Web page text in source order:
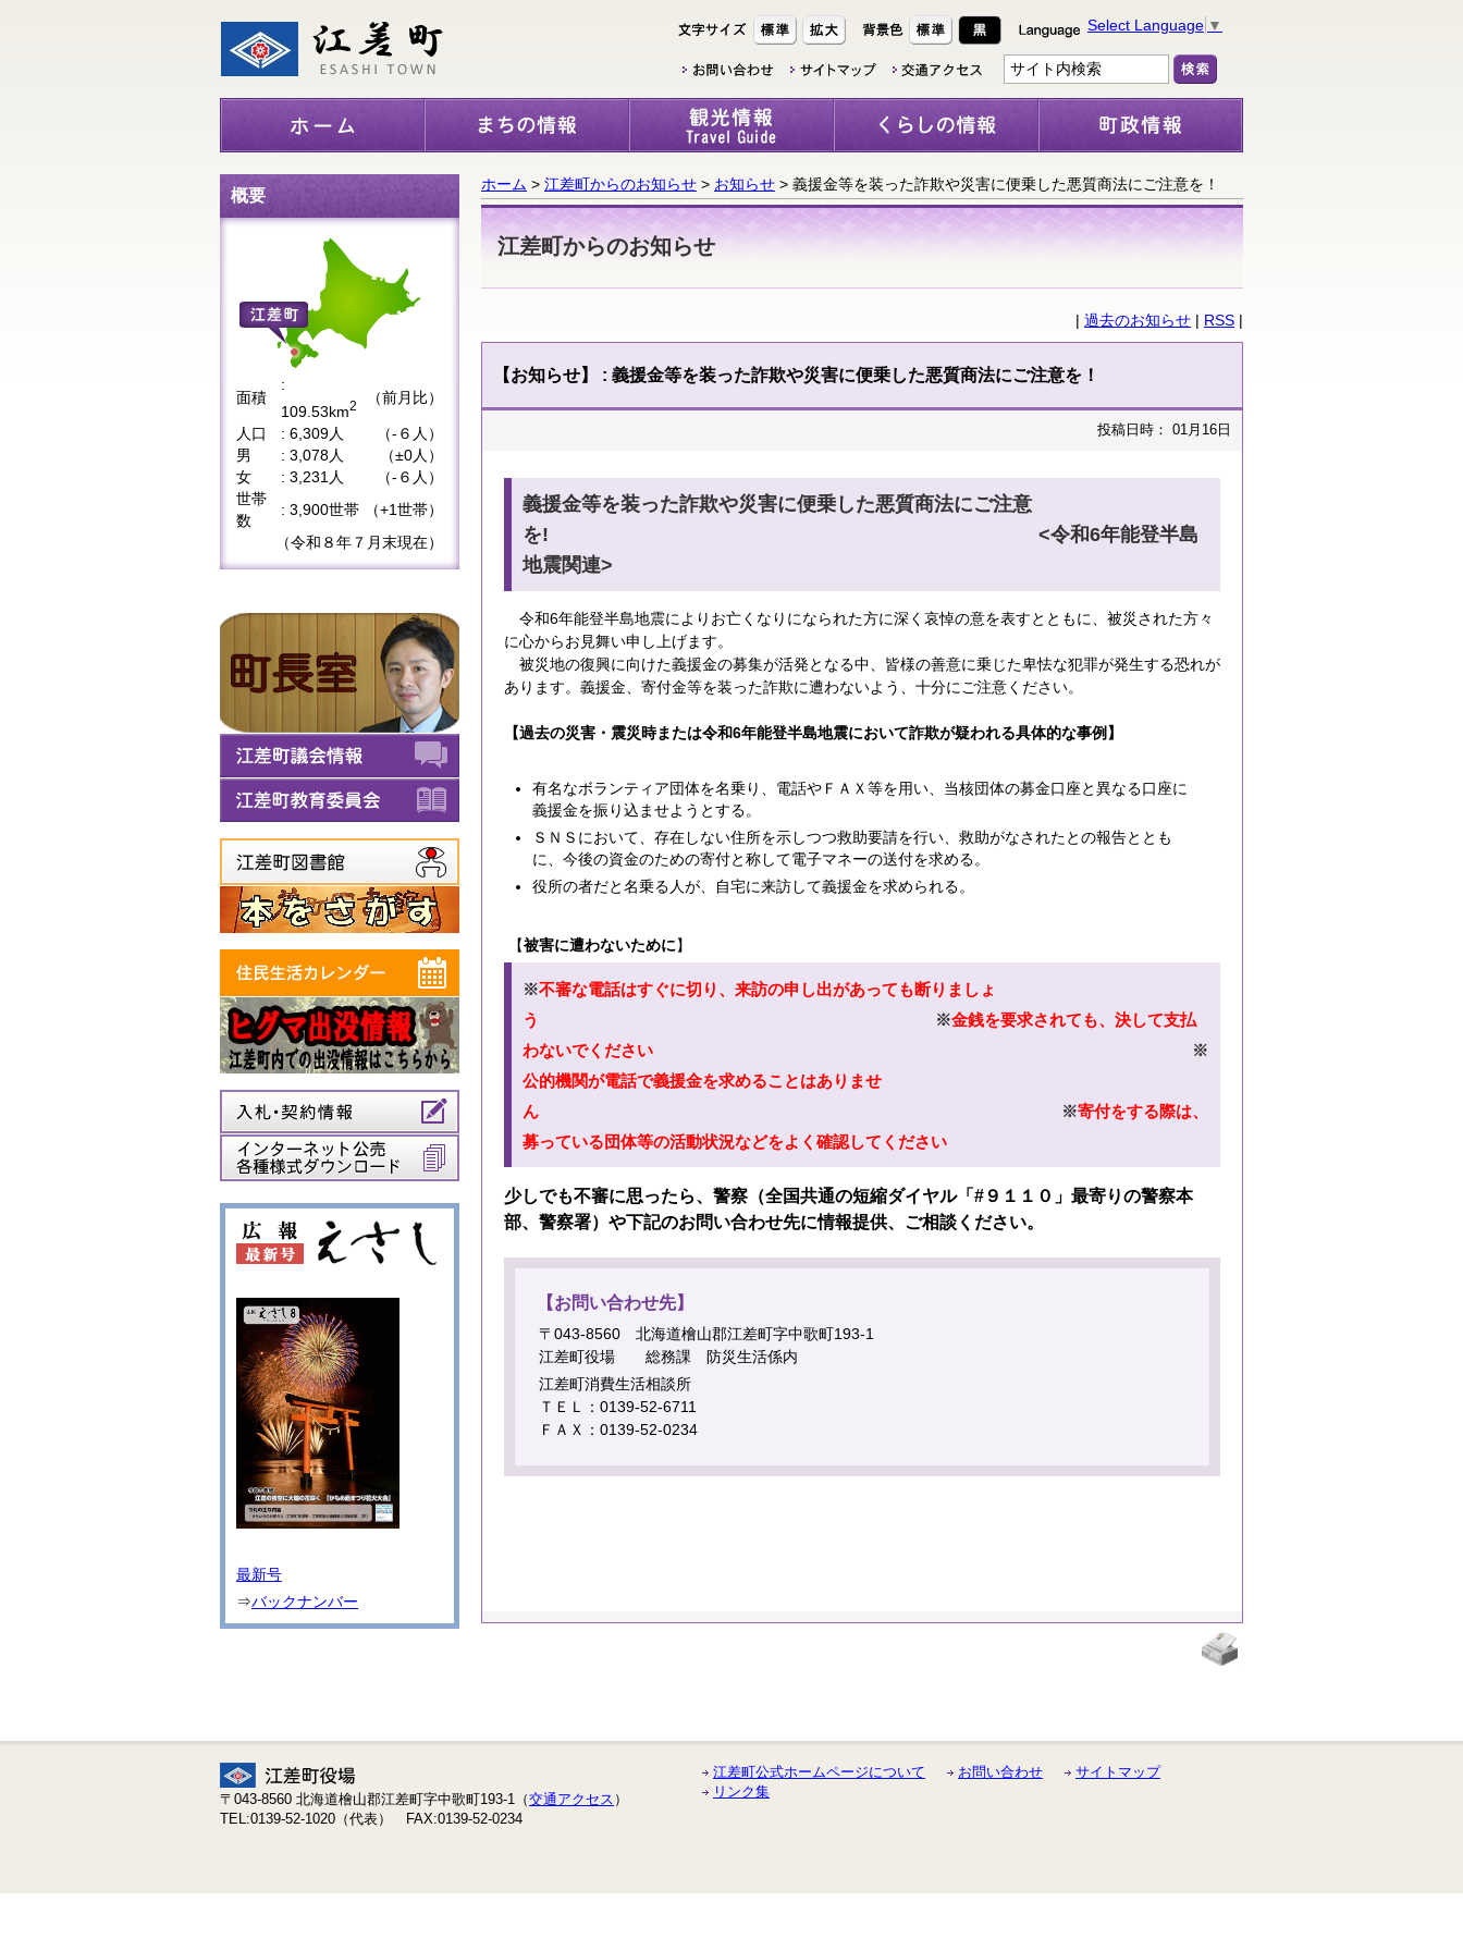
Select Language ▼
ホーム > 江差町からのお知らせ > お知らせ > 義援金等を装った詐欺や災害に便乗した悪質商法にご注意を！
江差町からのお知らせ
| 過去のお知らせ | RSS |
【お知らせ】 : 義援金等を装った詐欺や災害に便乗した悪質商法にご注意を！
投稿日時： 01月16日
義援金等を装った詐欺や災害に便乗した悪質商法にご注意
を! <令和6年能登半島
地震関連>
令和6年能登半島地震によりお亡くなりになられた方に深く哀悼の意を表すとともに、被災された方々
に心からお見舞い申し上げます。
被災地の復興に向けた義援金の募集が活発となる中、皆様の善意に乗じた卑怯な犯罪が発生する恐れが
あります。義援金、寄付金等を装った詐欺に遭わないよう、十分にご注意ください。
【過去の災害・震災時または令和6年能登半島地震において詐欺が疑われる具体的な事例】
有名なボランティア団体を名乗り、電話やＦＡＸ等を用い、当核団体の募金口座と異なる口座に
義援金を振り込ませようとする。
ＳＮＳにおいて、存在しない住所を示しつつ救助要請を行い、救助がなされたとの報告ととも
に、今後の資金のための寄付と称して電子マネーの送付を求める。
役所の者だと名乗る人が、自宅に来訪して義援金を求められる。
【被害に遭わないために】
※不審な電話はすぐに切り、来訪の申し出があっても断りましょ
う
※金銭を要求されても、決して支払
わないでください
※
公的機関が電話で義援金を求めることはありませ
ん
※寄付をする際は、
募っている団体等の活動状況などをよく確認してください
少しでも不審に思ったら、警察（全国共通の短縮ダイヤル「#９１１０」最寄りの警察本
部、警察署）や下記のお問い合わせ先に情報提供、ご相談ください。
【お問い合わせ先】
〒043-8560 北海道檜山郡江差町字中歌町193-1
江差町役場 総務課 防災生活係内
江差町消費生活相談所
ＴＥＬ：0139-52-6711
ＦＡＸ：0139-52-0234
概要
面積
:
109.53km2 （前月比）
人口 : 6,309人
（-６人）
男
: 3,078人
（±0人）
女
: 3,231人
（-６人）
世帯
数
: 3,900世帯
（+1世帯）
（令和８年７月末現在）
最新号
⇒バックナンバー
〒043-8560 北海道檜山郡江差町字中歌町193-1（交通アクセス ）
TEL:0139-52-1020（代表） FAX:0139-52-0234
江差町公式ホームページについて お問い合わせ
サイトマップ
リンク集